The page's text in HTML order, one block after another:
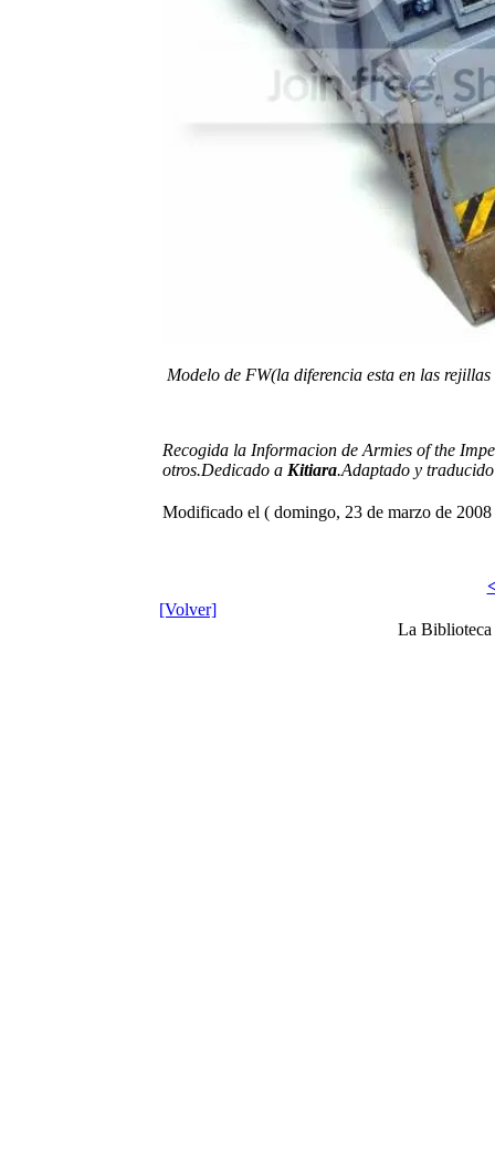
Modelo de FW(la diferencia esta en las
Recogida la Informacion de Armies of the
otros.Dedicado a Kitiara.Adaptado y
Modificado el ( domingo, 23 de marzo de 2008
[Volver]
La